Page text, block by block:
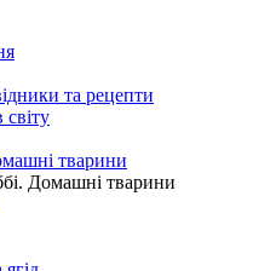
та рецепти
світу
тварини
Домашні тварини